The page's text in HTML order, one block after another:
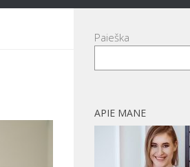
Paieška
APIE MANE